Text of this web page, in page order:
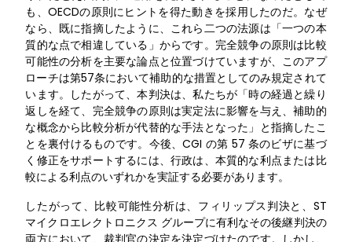
も、OECDの原則にヒントを得た動きを採用したのだ。なぜ
なら、既に指摘したように、これら二つの法源は「一つの本
質的な点で相違している」からです。完全競争の原則は比較
可能性の分析を主要な論点と位置づけていますが、このアプ
ローチは第57条において補助的な措置としてのみ規定されて
います。したがって、本判決は、私たちが「時の経過と繰り
返しを経て、完全競争の原則は実定法に影響を与え、補助的
な概念から比較分析が代替的な手法となった」と指摘したこ
とを裏付けるものです。今後、CGI の第 57 条のビザに基づ
く修正をサポートするには、行政は、本質的な利点または比
較による利点のいずれかを実証する必要があります。
したがって、比較可能性分析は、フィリップス判決と、ST
マイクロエレクトロニクス グループに有利なその後継判決の